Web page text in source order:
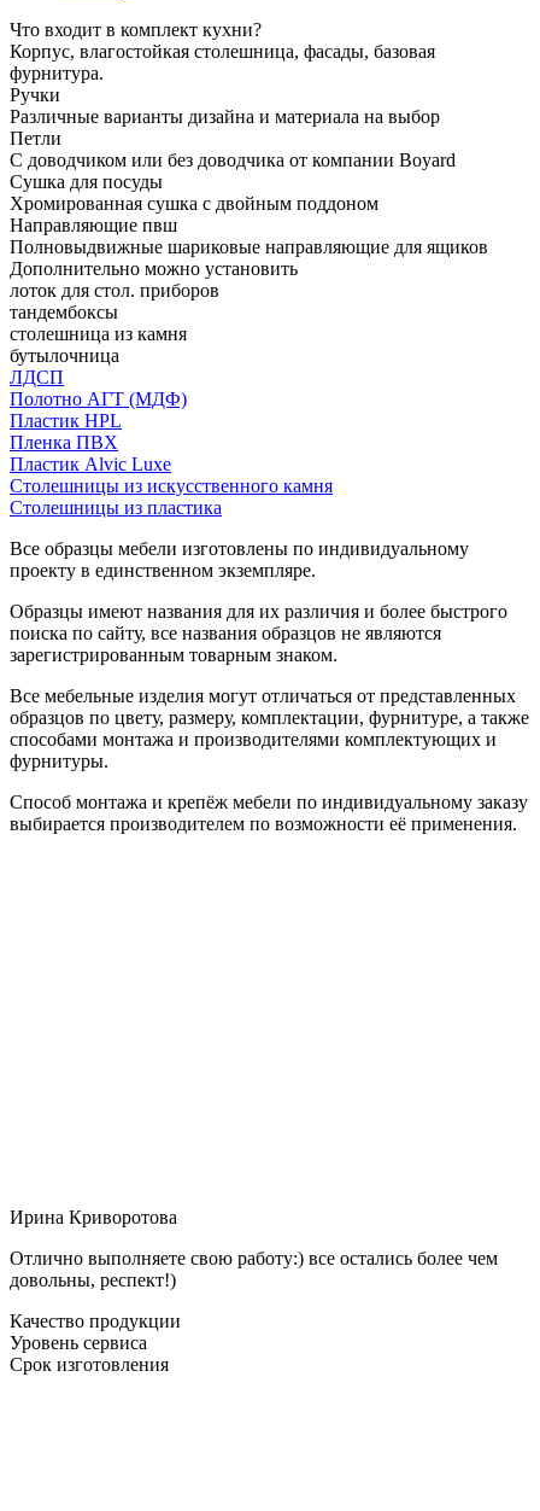
Что входит в комплект кухни?
Корпус, влагостойкая столешница, фасады, базовая
фурнитура.
Ручки
Различные варианты дизайна и материала на выбор
Петли
С доводчиком или без доводчика от компании Boyard
Сушка для посуды
Хромированная сушка с двойным поддоном
Направляющие пвш
Полновыдвижные шариковые направляющие для ящиков
Дополнительно можно установить
лоток для стол. приборов
тандембоксы
столешница из камня
бутылочница
ЛДСП
Полотно АГТ (МДФ)
Пластик HPL
Пленка ПВХ
Пластик Alvic Luxe
Столешницы из искусственного камня
Столешницы из пластика
Все образцы мебели изготовлены по индивидуальному
проекту в единственном экземпляре.
Образцы имеют названия для их различия и более быстрого
поиска по сайту, все названия образцов не являются
зарегистрированным товарным знаком.
Все мебельные изделия могут отличаться от представленных
образцов по цвету, размеру, комплектации, фурнитуре, а также
способами монтажа и производителями комплектующих и
фурнитуры.
Способ монтажа и крепёж мебели по индивидуальному заказу
выбирается производителем по возможности её применения.
Ирина Криворотова
Отлично выполняете свою работу:) все остались более чем
довольны, респект!)
Качество продукции
Уровень сервиса
Срок изготовления